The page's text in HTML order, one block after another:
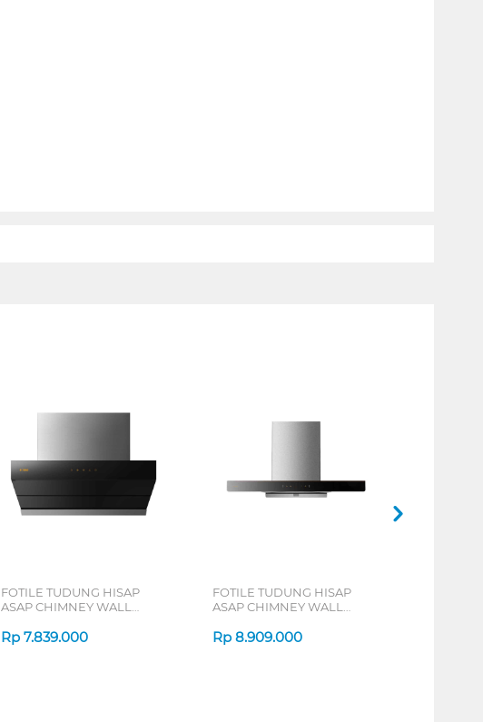
FOTILE TUDUNG HISAP
ASAP CHIMNEY WALL
Rp 7.839.000
FOTILE TUDUNG HISAP
ASAP CHIMNEY WALL
Rp 8.909.000